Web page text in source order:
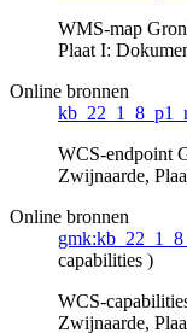
WMS-map
Plaat I:
Online bronnen
WCS-endpoint
Zwijnaarde,
Online bronnen
capabilities )
WCS-
Zwijnaarde,